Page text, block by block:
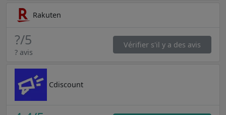
Rakuten
?/5
? avis
Vérifier s'il y a des avis
Cdiscount